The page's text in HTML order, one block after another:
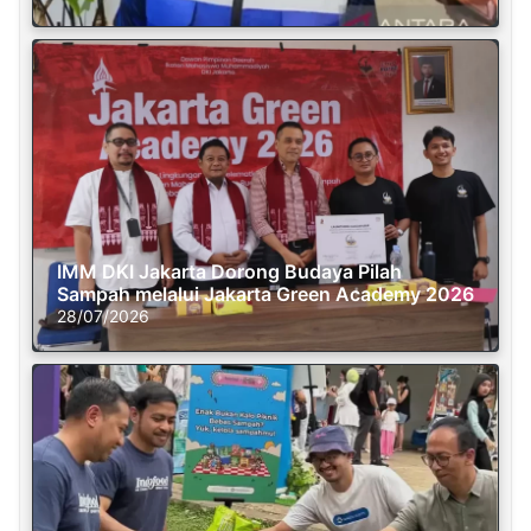
IMM DKI Jakarta Dorong Budaya Pilah
Sampah melalui Jakarta Green Academy 2026
28/07/2026